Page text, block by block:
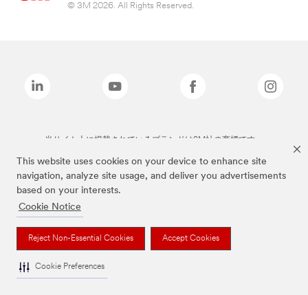
This website uses cookies on your device to enhance site
navigation, analyze site usage, and deliver you advertisements
based on your interests.
Cookie Notice
Reject Non-Essential Cookies Accept Cookies
Cookie Preferences
© 3M 2026. All Rights Reserved.
当サイト上に掲載されているブランドは3M社の商標です。